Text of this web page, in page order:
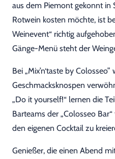
aus dem Piemont gekonnt in
Rotwein kosten möchte, ist
Weinevent“ richtig
Gänge-Menü steht der
Bei „Mix’n‘taste by
Geschmacksknospen
„Do it yourself!“ lernen die
Barteams der „Colosseo
den eigenen Cocktail zu
Genießer, die einen Abend